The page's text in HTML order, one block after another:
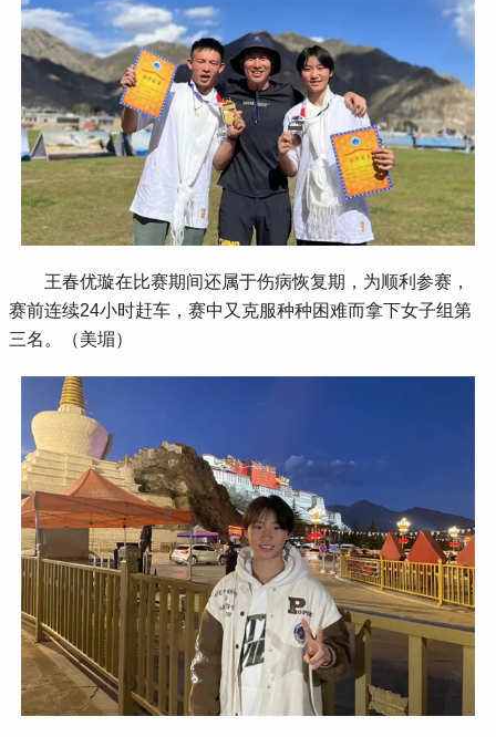
王春优璇在比赛期间还属于伤病恢复期，为顺利参赛，
赛前连续24小时赶车，赛中又克服种种困难而拿下女子组第
三名。（美堳）